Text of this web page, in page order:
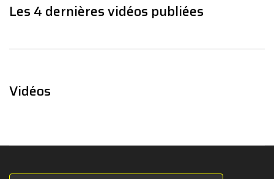
Les 4 dernières vidéos publiées
Vidéos